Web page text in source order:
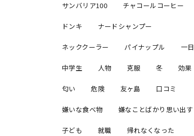
サンバリア100 チャコールコーヒー
ドンキ ナードシャンプー
ネッククーラー パイナップル 一日
中学生 人物 克服 冬 効果
匂い 危険 友ヶ島 口コミ
嫌いな食べ物 嫌なことばかり思い出す
子ども 就職 帰れなくなった